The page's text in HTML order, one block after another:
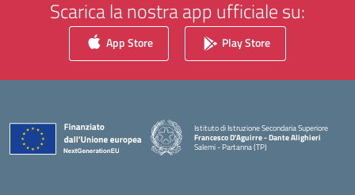
Scarica la nostra app ufficiale su:
App Store Play Store
Istituto di Istruzione Secondaria Superiore
Francesco D'Aguirre - Dante Alighieri
Salemi - Partanna (TP)